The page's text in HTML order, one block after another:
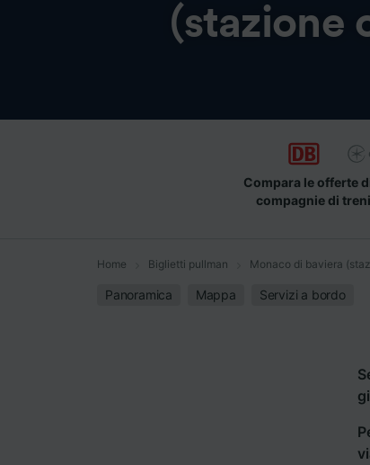
(stazione
Compara le offerte
compagnie di
Home Biglietti pullman Monaco di baviera
Panoramica Mappa Servizi a bordo